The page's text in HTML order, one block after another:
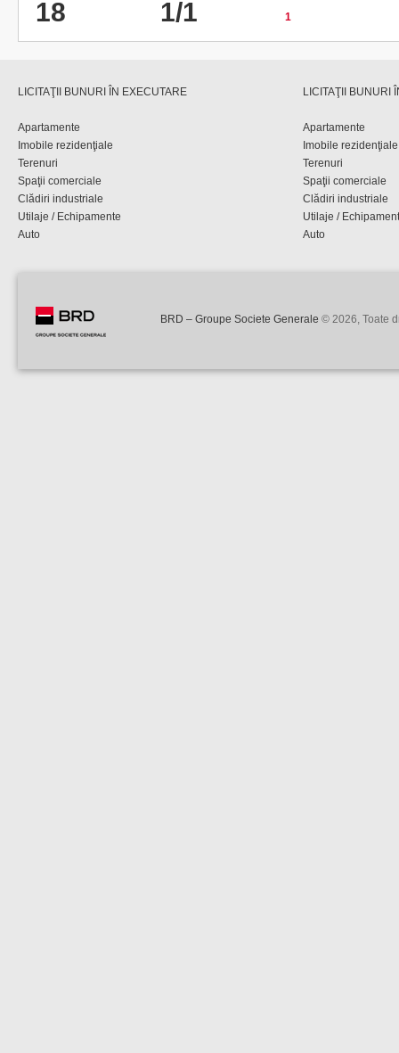
18 1/1 1
LICITAŢII BUNURI ÎN EXECUTARE
Apartamente
Imobile rezidenţiale
Terenuri
Spaţii comerciale
Clădiri industriale
Utilaje / Echipamente
Auto
LICITAŢII BUNURI
Apartamente
Imobile rezidenţiale
Terenuri
Spaţii comerciale
Clădiri industriale
Utilaje /
Auto
BRD – Groupe Societe Generale © 2026, Toate